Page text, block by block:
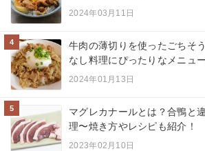
2024年03月11日
4
牛肉の薄切りを使ったごちそ
なし料理にぴったりなメニュ
2024年01月13日
5
マグレカナールとは？合鴨と
理〜焼き方やレシピも紹介！
2023年02月10日